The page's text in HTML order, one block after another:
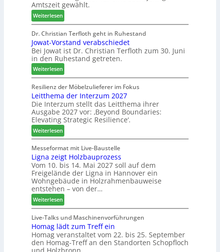
n
tr
u
n
g
a
n
e
r
t
N
a
c
h
b
e
s
s
e
r
u
n
g
e
n
Amtszeit gewählt.
Weiterlesen:
V
e
r
s
a
m
l
u
n
g
:
e
u
e
r
V
o
r
s
t
a
n
d
Dr. Christian Terfloth geht in Ruhestand
Jowat-Vorstand verabschiedet
Bei Jowat ist Dr. Christian Terfloth zum 30. Juni
in den Ruhestand getreten.
Weiterlesen:
J
o
w
a
t
-
V
o
r
s
t
a
n
d
v
e
r
a
b
s
Resilienz der Möbelzulieferer im Fokus
Leitthema der Interzum 2027
Die Interzum stellt das Leitthema ihrer
Ausgabe 2027 vor: ‚Beyond Boundaries:
Elevating Strategic Resilience‘.
Weiterlesen:
L
e
i
t
t
h
e
m
a
d
e
r
I
Messeformat mit Live-Baustelle
Ligna zeigt Holzbauprozess
Vom 10. bis 14. Mai 2027 soll auf dem
Freigelände der Ligna in Hannover ein
Wohngebäude in Holzrahmenbauweise
entstehen – von der…
Weiterlesen:
L
i
g
n
a
Live-Talks und Maschinenvorführungen
Homag lädt zum Treff ein
Homag veranstaltet vom 22. bis 25. September
den Homag-Treff an den Standorten Schopfloch